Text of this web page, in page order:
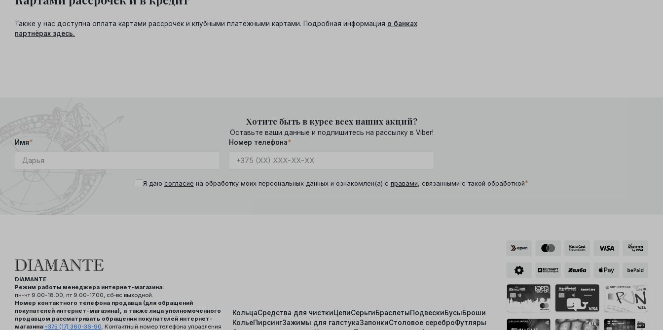
Также у нас доступна оплата картами рассрочек и клубными платёжными картами. Подробная информация о банках
партнёрах здесь.
Хотите быть в курсе всех наших акций?
Оставьте ваши данные и подпишитесь на рассылку в Viber!
Имя* Номер телефона*
Я даю согласие на обработку моих персональных данных и ознакомлен(а) с правами, связанными с такой обработкой*
DIAMANTE
Режим работы менеджера интернет-магазина:
пн-чт 9.00-18.00, пт 9.00-17.00, сб-вс выходной.
Номер контактного телефона продавца (для обращений
покупателей интернет-магазина), а также лица уполномоченного
продавцом рассматривать обращения покупателей интернет-
магазина:+375 (17) 360-36-90 . Контактный номер телефона управления
КольцаСредства для чисткиЦепиСерьгиБраслетыПодвескиБусыБроши
КольеПирсингЗажимы для галстукаЗапонкиСтоловое сереброФутляры